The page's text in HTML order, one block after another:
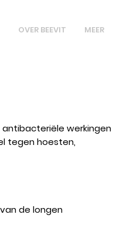
OVER BEEVIT MEER
werkingen
tegenhoesten,
de longen